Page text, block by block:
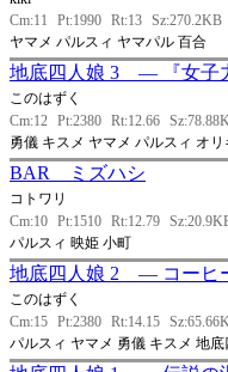
Cm:11
Pt:1990 Rt:13 Sz:270.2KB
ヤマメ パルスィ ヤマパル 百合
地底四人娘 3 ― 『女子
このはずく
Cm:12 Pt:2380 Rt:12.66
勇儀 キスメ ヤマメ パルスィ オ
BAR ミズハシ
コトワリ
Cm:10 Pt:1510 Rt:12.79
パルスィ 映姫 小町
地底四人娘 2 ― コーヒ
このはずく
Cm:15 Pt:2380 Rt:14.15
パルスィ ヤマメ 勇儀 キスメ 地